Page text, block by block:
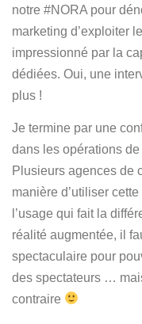
notre #NORA pour
marketing d’exploiter
impressionné par la
dédiées. Oui, une
plus !
Je termine par une
dans les opérations de
Plusieurs agences de
manière d’utiliser
l’usage qui fait la
réalité augmentée, il
spectaculaire pour
des spectateurs …
contraire